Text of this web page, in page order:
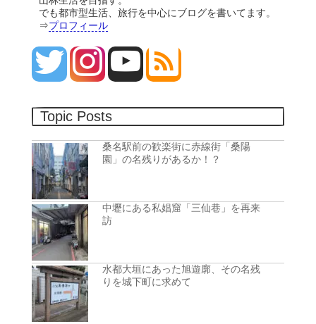
でも都市型生活、旅行を中心にブログを書いてます。
⇒プロフィール
Topic Posts
桑名駅前の歓楽街に赤線街「桑陽
園」の名残りがあるか！？
中壢にある私娼窟「三仙巷」を再来
訪
水都大垣にあった旭遊廓、その名残
りを城下町に求めて